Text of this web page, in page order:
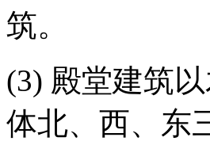
筑。
(3) 殿堂建筑
体北、西、东